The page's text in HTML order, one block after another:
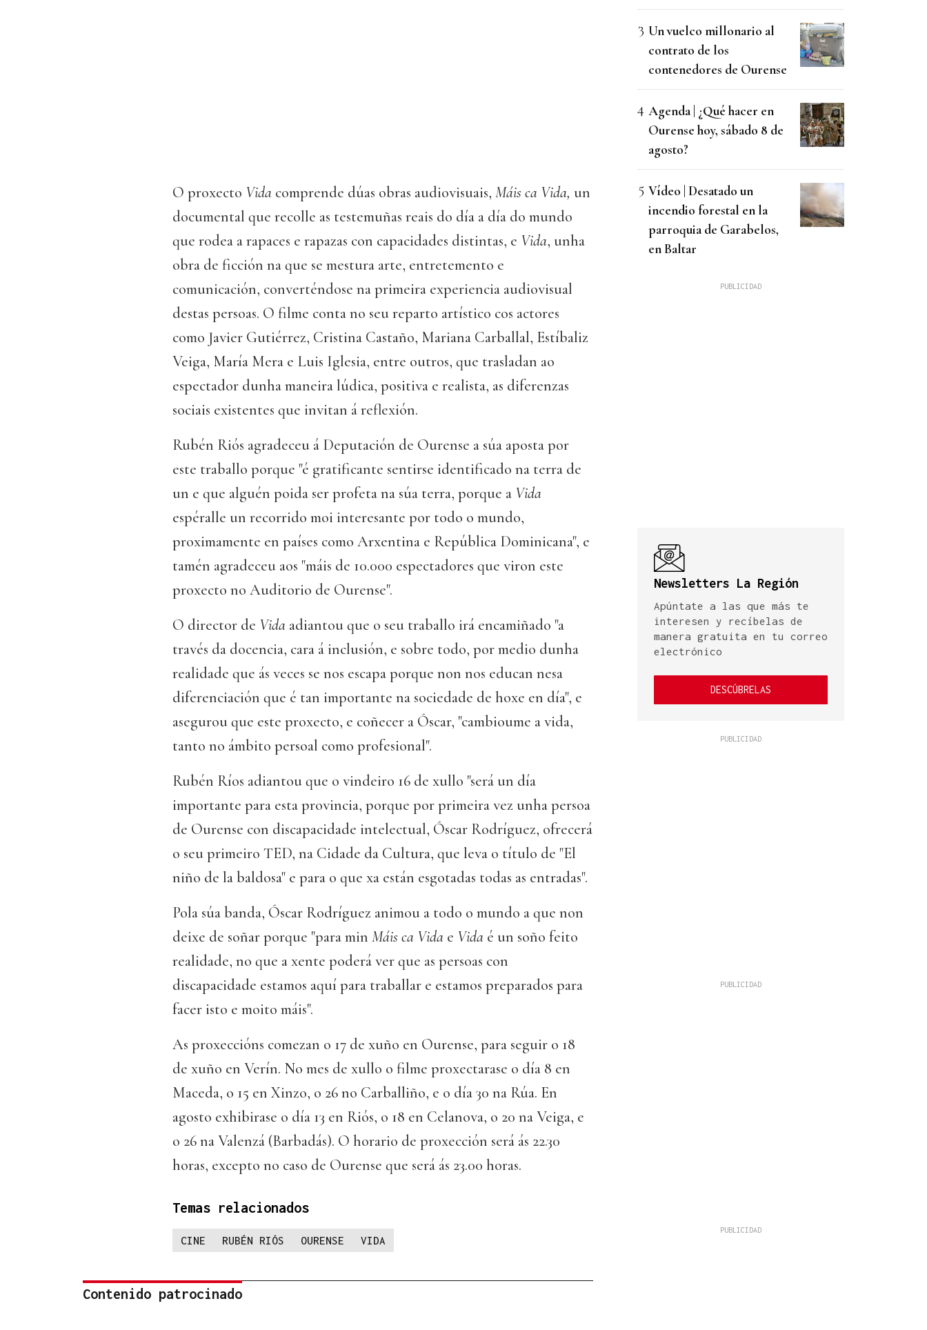
O proxecto Vida comprende dúas obras audiovisuais, Máis ca Vida, un
documental que recolle as testemuñas reais do día a día do mundo
que rodea a rapaces e rapazas con capacidades distintas, e Vida, unha
obra de ficción na que se mestura arte, entretemento e
comunicación, converténdose na primeira experiencia audiovisual
destas persoas. O filme conta no seu reparto artístico cos actores
como Javier Gutiérrez, Cristina Castaño, Mariana Carballal, Estíbaliz
Veiga, María Mera e Luis Iglesia, entre outros, que trasladan ao
espectador dunha maneira lúdica, positiva e realista, as diferenzas
sociais existentes que invitan á reflexión.
Rubén Riós agradeceu á Deputación de Ourense a súa aposta por
este traballo porque "é gratificante sentirse identificado na terra de
un e que alguén poida ser profeta na súa terra, porque a Vida
espéralle un recorrido moi interesante por todo o mundo,
proximamente en países como Arxentina e República Dominicana", e
tamén agradeceu aos "máis de 10.000 espectadores que viron este
proxecto no Auditorio de Ourense".
O director de Vida adiantou que o seu traballo irá encamiñado "a
través da docencia, cara á inclusión, e sobre todo, por medio dunha
realidade que ás veces se nos escapa porque non nos educan nesa
diferenciación que é tan importante na sociedade de hoxe en día", e
asegurou que este proxecto, e coñecer a Óscar, "cambioume a vida,
tanto no ámbito persoal como profesional".
Rubén Ríos adiantou que o vindeiro 16 de xullo "será un día
importante para esta provincia, porque por primeira vez unha persoa
de Ourense con discapacidade intelectual, Óscar Rodríguez, ofrecerá
o seu primeiro TED, na Cidade da Cultura, que leva o título de "El
niño de la baldosa" e para o que xa están esgotadas todas as entradas".
Pola súa banda, Óscar Rodríguez animou a todo o mundo a que non
deixe de soñar porque "para min Máis ca Vida e Vida é un soño feito
realidade, no que a xente poderá ver que as persoas con
discapacidade estamos aquí para traballar e estamos preparados para
facer isto e moito máis".
As proxeccións comezan o 17 de xuño en Ourense, para seguir o 18
de xuño en Verín. No mes de xullo o filme proxectarase o día 8 en
Maceda, o 15 en Xinzo, o 26 no Carballiño, e o día 30 na Rúa. En
agosto exhibirase o día 13 en Riós, o 18 en Celanova, o 20 na Veiga, e
o 26 na Valenzá (Barbadás). O horario de proxección será ás 22.30
horas, excepto no caso de Ourense que será ás 23.00 horas.
Temas relacionados
CINE RUBÉN RIÓS OURENSE VIDA
Contenido patrocinado
Un vuelco millonario al
contrato de los
contenedores de Ourense
Agenda | ¿Qué hacer en
Ourense hoy, sábado 8 de
agosto?
Vídeo | Desatado un
incendio forestal en la
parroquia de Garabelos,
en Baltar
Newsletters La Región
Apúntate a las que más te
interesen y recíbelas de
manera gratuita en tu correo
electrónico
DESCÚBRELAS